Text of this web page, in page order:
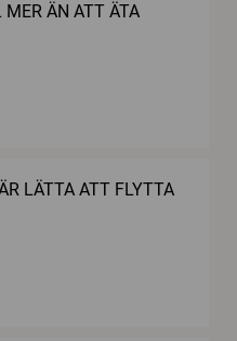
ÄN ATT ÄTA
LÄTTA ATT FLYTTA